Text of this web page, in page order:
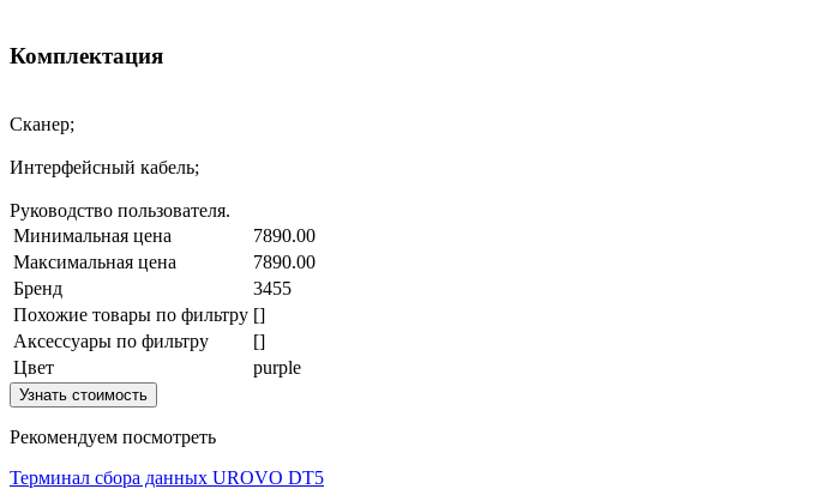
Комплектация
Сканер;
Интерфейсный кабель;
Руководство пользователя.
Минимальная цена
7890.00
Максимальная цена
7890.00
Бренд
3455
Похожие товары по фильтру []
Аксессуары по фильтру
[]
Цвет
purple
Узнать стоимость
Рекомендуем посмотреть
Терминал сбора данных UROVO DT5